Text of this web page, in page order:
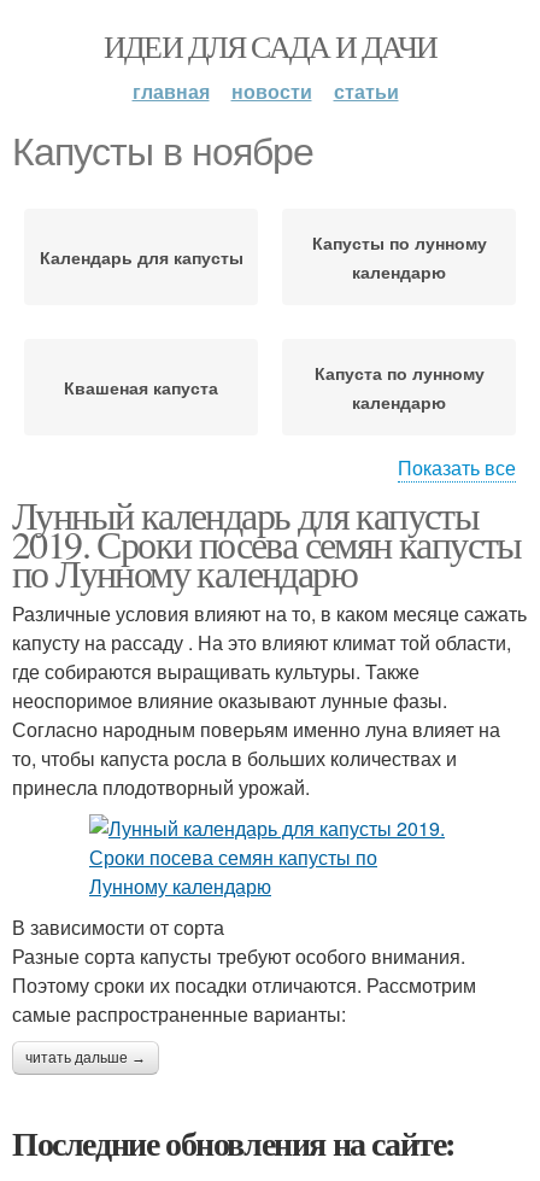
ИДЕИ ДЛЯ САДА И ДАЧИ
главная новости статьи
Капусты в ноябре
Календарь для капусты
Капусты по лунному
календарю
Квашеная капуста
Капуста по лунному
календарю
Капусты в мае
Показать все
Лунный календарь для капусты
2019. Сроки посева семян капусты
по Лунному календарю
Различные условия влияют на то, в каком месяце сажать
капусту на рассаду . На это влияют климат той области,
где собираются выращивать культуры. Также
неоспоримое влияние оказывают лунные фазы.
Согласно народным поверьям именно луна влияет на
то, чтобы капуста росла в больших количествах и
принесла плодотворный урожай.
В зависимости от сорта
Разные сорта капусты требуют особого внимания.
Поэтому сроки их посадки отличаются. Рассмотрим
самые распространенные варианты:
читать дальше →
Последние обновления на сайте: